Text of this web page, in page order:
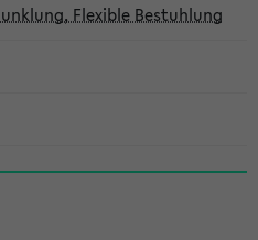
Flexible Bestuhlung